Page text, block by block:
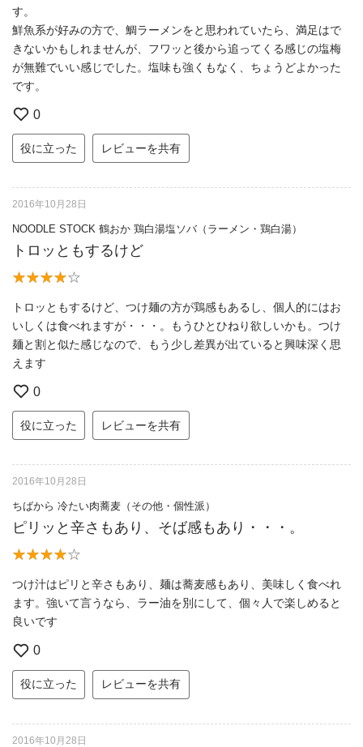
す。
鮮魚系が好みの方で、鯛ラーメンをと思われていたら、満足はで
きないかもしれませんが、フワッと後から追ってくる感じの塩梅
が無難でいい感じでした。塩味も強くもなく、ちょうどよかった
です。
0
役に立った レビューを共有
2016年10月28日
NOODLE STOCK 鶴おか 鶏白湯塩ソバ（ラーメン・鶏白湯）
トロッともするけど
トロッともするけど、つけ麺の方が鶏感もあるし、個人的にはお
いしくは食べれますが・・・。もうひとひねり欲しいかも。つけ
麺と割と似た感じなので、もう少し差異が出ていると興味深く思
えます
0
役に立った レビューを共有
2016年10月28日
ちばから 冷たい肉蕎麦（その他・個性派）
ピリッと辛さもあり、そば感もあり・・・。
つけ汁はピリと辛さもあり、麺は蕎麦感もあり、美味しく食べれ
ます。強いて言うなら、ラー油を別にして、個々人で楽しめると
良いです
0
役に立った レビューを共有
2016年10月28日